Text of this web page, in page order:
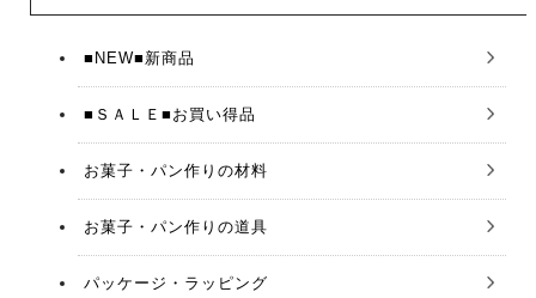
■NEW■新商品
■ＳＡＬＥ■お買い得品
お菓子・パン作りの材料
お菓子・パン作りの道具
パッケージ・ラッピング